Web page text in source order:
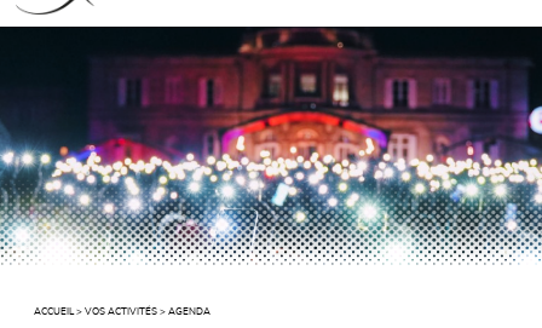
ACCUEIL >VOS ACTIVITÉS >AGENDA